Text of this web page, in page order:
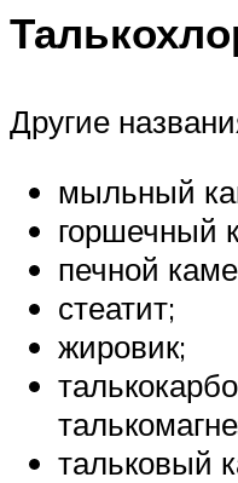
Другие
мыльный
горшечный
печной
стеатит;
жировик;
тальковый